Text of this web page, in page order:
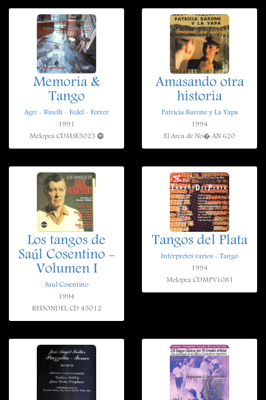
Memoria &
Tango
Agri - Binelli - Fedel - Ferrer
1991
Melopea CDMSE5023
Amasando otra
historia
Patricia Barone y La Yapa
1994
El Arca de No� AN 620
Los tangos de
Saúl Cosentino -
Volumen I
Saul Cosentino
1994
REDONDEL CD 45012
Tangos del Plata
Intérpretes varios - Tango
1994
Melopea CDMPV1081